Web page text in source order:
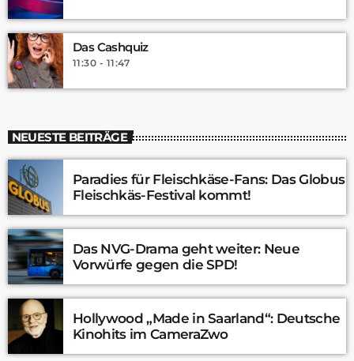
Das Cashquiz
11:30 - 11:47
NEUESTE BEITRÄGE
Paradies für Fleischkäse-Fans: Das Globus
Fleischkäs-Festival kommt!
Das NVG-Drama geht weiter: Neue
Vorwürfe gegen die SPD!
Hollywood „Made in Saarland“: Deutsche
Kinohits im CameraZwo